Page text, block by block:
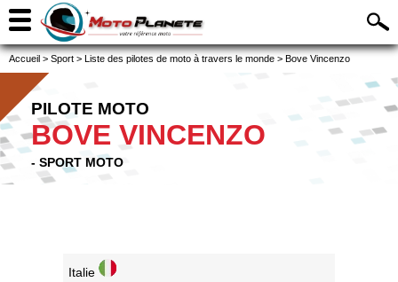
Accueil > Sport > Liste des pilotes de moto à travers le monde > Bove Vincenzo
PILOTE MOTO
BOVE VINCENZO
- SPORT MOTO
Italie